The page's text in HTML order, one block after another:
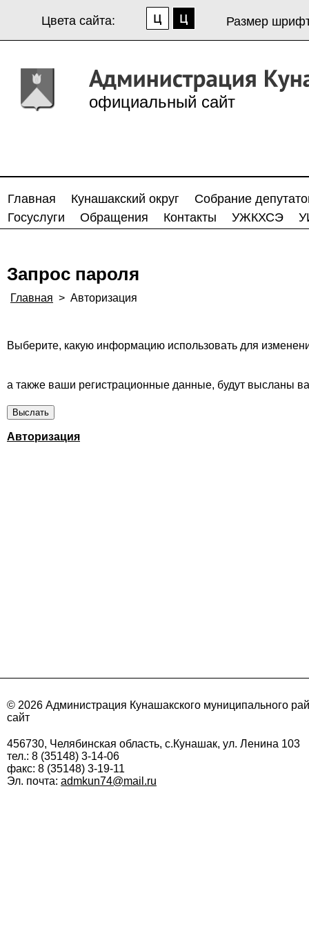
Цвета сайта: Размер
официальный сайт
Главная Кунашакский округ
Собрание
Госуслуги
Обращения Контакты УЖКХСЭ
Запрос пароля
Главная > Авторизация
Выберите, какую информацию использовать для
а также ваши регистрационные данные, будут высланы
Авторизация
© 2026 Администрация Кунашакского муниципального
сайт
456730, Челябинская область, с.Кунашак, ул. Ленина 103
тел.: 8 (35148) 3-14-06
факс: 8 (35148) 3-19-11
Эл. почта: admkun74@mail.ru